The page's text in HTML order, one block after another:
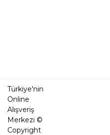
Türkiye'nin
Online
Alışveriş
Merkezi ©
Copyright